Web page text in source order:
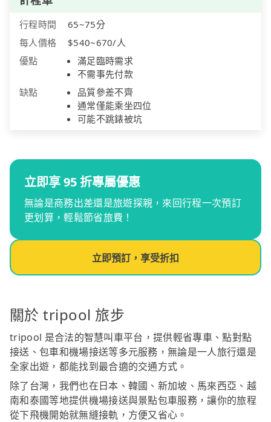
行程時間
65~75分
每人價格
$540~670/人
優點
滿足臨時需求
不需事先付款
缺點
品質參差不齊
通常僅能乘坐四位
可能不跳錶被坑
立即享 95 折專屬優惠
無論是商務出差還是旅遊探親，來回行程一次預訂
更划算，輕鬆節省旅費！
立即預訂，享受折扣
關於 tripool 旅步
tripool 是合法的智慧叫車平台，提供輕省專車、點對點
接送、包車和機場接送等多元服務，無論是一人旅行還是
全家出遊，都能找到最合適的交通方式。
除了台灣，我們也在日本、韓國、新加坡、馬來西亞、越
南和泰國等地提供機場接送與景點包車服務，讓你的旅程
從下飛機開始就無縫接軌，方便又省心。